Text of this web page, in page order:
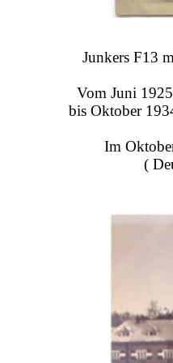
Junkers F13
Vom Juni
bis Oktober
Im
(